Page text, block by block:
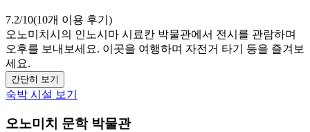
7.2/10(10개 이용 후기)
오노미치시의 인노시마 시료칸 박물관에서 전시를 관람하며
오후를 보내보세요. 이곳을 여행하며 자전거 타기 등을 즐겨보
세요.
간단히 보기
숙박 시설 보기
오노미치 문학 박물관